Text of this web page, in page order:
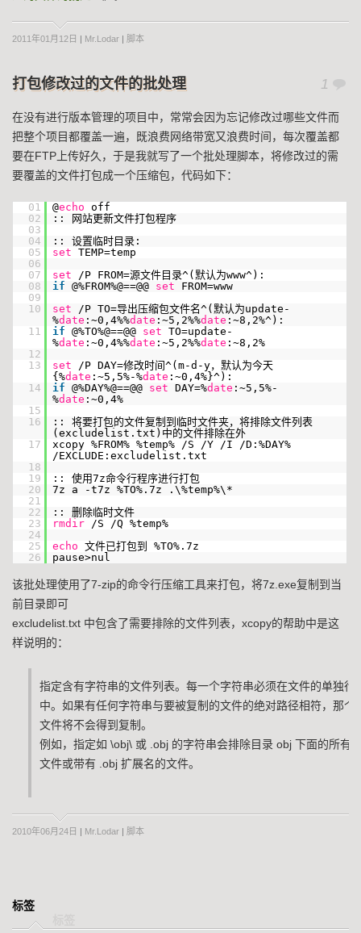
2011年01月12日 | Mr.Lodar | 脚本
打包修改过的文件的批处理
在没有进行版本管理的项目中，常常会因为忘记修改过哪些文件而
把整个项目都覆盖一遍，既浪费网络带宽又浪费时间，每次覆盖都
要在FTP上传好久，于是我就写了一个批处理脚本，将修改过的需
要覆盖的文件打包成一个压缩包，代码如下：
01 @echo off
02
:: 网站更新文件打包程序
03
04
:: 设置临时目录:
05
set TEMP=temp
06
07
set
/P FROM=源文件目录^(默认为www^):
08
if @%FROM%@==@@ set
FROM=www
09
10
set
/P TO=导出压缩包文件名^(默认为update-
%date :~0,4%%date :~5,2%%date :~8,2%^):
11
if @%TO%@==@@ set TO=update-
%date :~0,4%%date :~5,2%%date :~8,2%
12
13
set
/P DAY=修改时间^(m-d-y，默认为今天
{%date :~5,5%-%date :~0,4%}^):
14
if @%DAY%@==@@ set DAY=%date :~5,5%-
%date :~0,4%
15
16
:: 将要打包的文件复制到临时文件夹，将排除文件列表
(excludelist.txt)中的文件排除在外
17
xcopy %FROM% %temp% /S /Y /I /D:%DAY%
/EXCLUDE:excludelist.txt
18
19
:: 使用7z命令行程序进行打包
20
7z a -t7z %TO%.7z .\%temp%\*
21
22
:: 删除临时文件
23
rmdir
/S /Q %temp%
24
25
echo 文件已打包到 %TO%.7z
26
pause>nul
该批处理使用了7-zip的命令行压缩工具来打包，将7z.exe复制到当
前目录即可
excludelist.txt 中包含了需要排除的文件列表，xcopy的帮助中是这
样说明的：
指定含有字符串的文件列表。每一个字符串必须在文件的单独行
中。如果有任何字符串与要被复制的文件的绝对路径相符，那个
文件将不会得到复制。
例如，指定如 \obj\ 或 .obj 的字符串会排除目录 obj 下面的所有
文件或带有 .obj 扩展名的文件。
2010年06月24日 | Mr.Lodar | 脚本
1
标签